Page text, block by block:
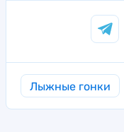
Лыжные гонки